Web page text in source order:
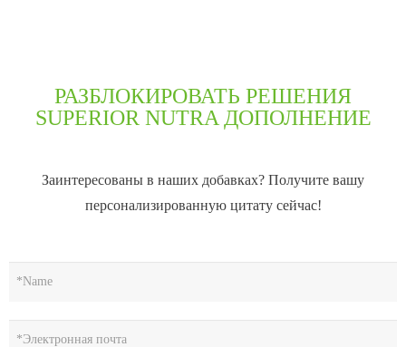
РАЗБЛОКИРОВАТЬ РЕШЕНИЯ
SUPERIOR NUTRA ДОПОЛНЕНИЕ
Заинтересованы в наших добавках? Получите вашу
персонализированную цитату сейчас!